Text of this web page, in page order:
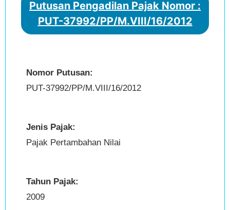
Putusan Pengadilan Pajak Nomor :
PUT-37992/PP/M.VIII/16/2012
Nomor Putusan:
PUT-37992/PP/M.VIII/16/2012
Jenis Pajak:
Pajak Pertambahan Nilai
Tahun Pajak:
2009